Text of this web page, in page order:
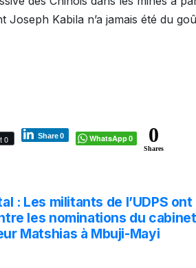
Joseph Kabila n’a jamais été du
0 Share0 WhatsApp0 0
Shares
: Les militants de l’UDPS ont
les nominations du cabinet
Matshias à Mbuji-Mayi